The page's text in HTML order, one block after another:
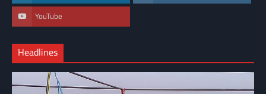
YouTube
Headlines